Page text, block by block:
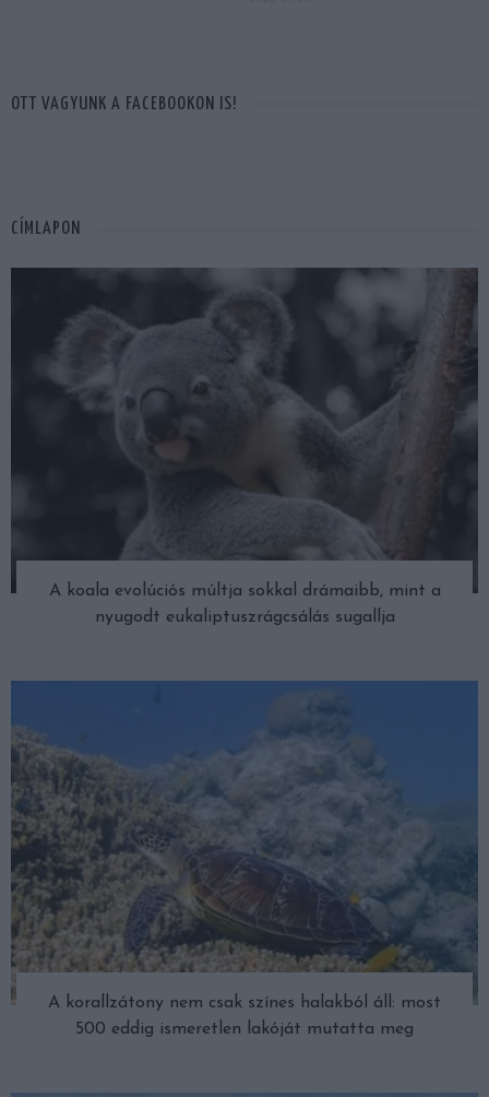
OTT VAGYUNK A FACEBOOKON IS!
CÍMLAPON
A koala evolúciós múltja sokkal drámaibb, mint a
nyugodt eukaliptuszrágcsálás sugallja
A korallzátony nem csak színes halakból áll: most
500 eddig ismeretlen lakóját mutatta meg